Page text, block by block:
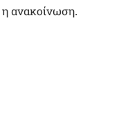
η ανακοίνωση.